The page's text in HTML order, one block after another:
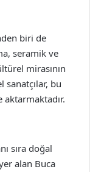
biri de
seramik ve
mirasının
sanatçılar, bu
sıra doğal
alan Buca